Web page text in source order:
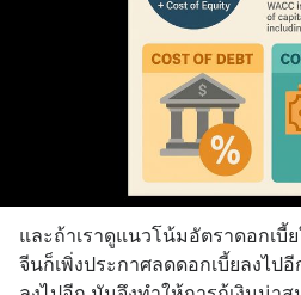
และถ้าเราดูแนวโน้มอัตราดอกเบี้
จีนก็เพิ่งประกาศลดดอกเบี้ยลงไป